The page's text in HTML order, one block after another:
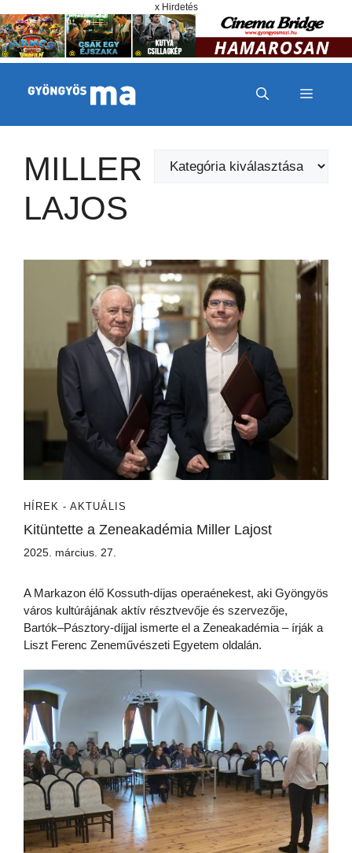
x Hirdetés
MENÜ
MILLER
LAJOS
Kategóriák
HÍREK - AKTUÁLIS
Kitüntette a Zeneakadémia Miller Lajost
2025. március. 27.
A Markazon élő Kossuth-díjas operaénekest, aki Gyöngyös
város kultúrájának aktív résztvevője és szervezője,
Bartók–Pásztory-díjjal ismerte el a Zeneakadémia – írják a
Liszt Ferenc Zeneművészeti Egyetem oldalán.